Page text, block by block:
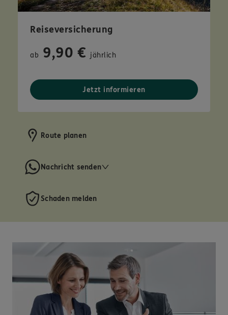
Reiseversicherung
ab 9,90 € jährlich
Jetzt informieren
Route planen
Nachricht senden
Schaden melden